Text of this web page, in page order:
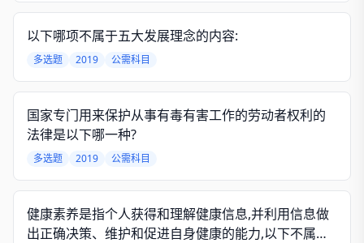
以下哪项不属于五大发展理念的内容:
多选题 2019 公需科目
国家专门用来保护从事有毒有害工作的劳动者权利的
法律是以下哪一种?
多选题 2019 公需科目
健康素养是指个人获得和理解健康信息,并利用信息做
出正确决策、维护和促进自身健康的能力,以下不属于